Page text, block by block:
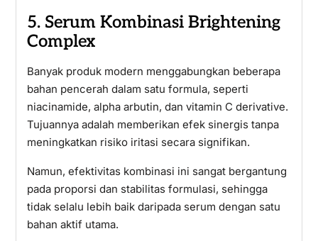
5. Serum Kombinasi Brightening
Complex
Banyak produk modern menggabungkan beberapa
bahan pencerah dalam satu formula, seperti
niacinamide, alpha arbutin, dan vitamin C derivative.
Tujuannya adalah memberikan efek sinergis tanpa
meningkatkan risiko iritasi secara signifikan.
Namun, efektivitas kombinasi ini sangat bergantung
pada proporsi dan stabilitas formulasi, sehingga
tidak selalu lebih baik daripada serum dengan satu
bahan aktif utama.